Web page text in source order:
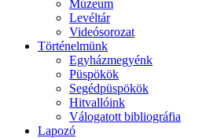
Múzeum
Levéltár
Videósorozat
Történelmünk
Egyházmegyénk
Püspökök
Segédpüspökök
Hitvallóink
Válogatott bibliográfia
Lapozó